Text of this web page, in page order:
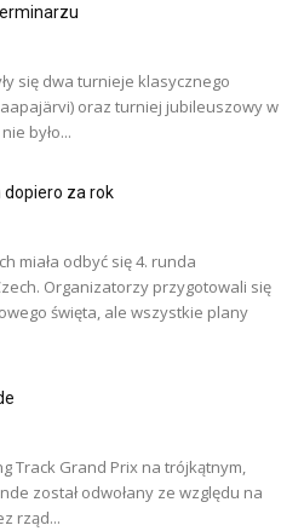
się dwa turnieje klasycznego
oraz turniej jubileuszowy w
było...
dopiero za rok
miała odbyć się 4. runda
Organizatorzy przygotowali się
święta, ale wszystkie plany
Track Grand Prix na trójkątnym,
został odwołany ze względu na
rząd...